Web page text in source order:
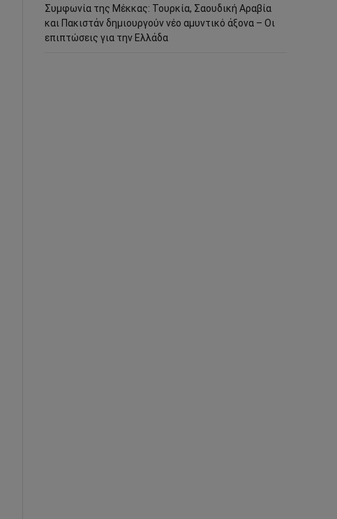
Συμφωνία της Μέκκας: Τουρκία, Σαουδική Αραβία
και Πακιστάν δημιουργούν νέο αμυντικό άξονα – Οι
επιπτώσεις για την Ελλάδα